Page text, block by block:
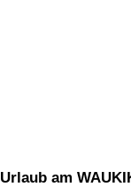
am